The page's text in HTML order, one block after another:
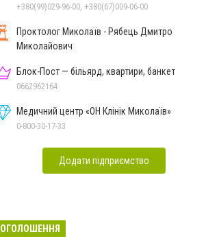
+380(99)029-96-00, +380(67)009-06-00
Проктолог Миколаїв - Рябець Дмитро
Миколайович
Блок-Пост — більярд, квартири, банкет
0662962164
Медичний центр «ОН Клінік Миколаїв»
0-800-30-17-33
Додати підприємство
ОГОЛОШЕННЯ